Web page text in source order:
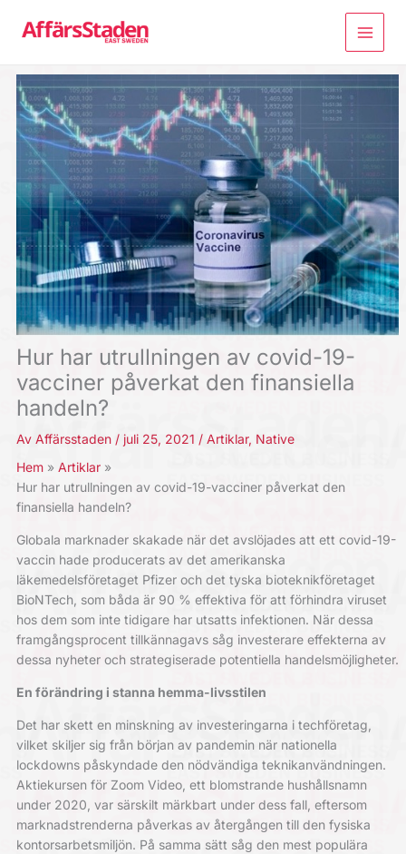
Hur har utrullningen av covid-19-
vacciner påverkat den finansiella
handeln?
Av Affärsstaden / juli 25, 2021 / Artiklar, Native
Hem
Artiklar
Hur har utrullningen av covid-19-vacciner påverkat den
finansiella handeln?
Globala marknader skakade när det avslöjades att ett covid-19-
vaccin hade producerats av det amerikanska
läkemedelsföretaget Pfizer och det tyska bioteknikföretaget
BioNTech, som båda är 90 % effektiva för att förhindra viruset
hos dem som inte tidigare har utsatts infektionen. När dessa
framgångsprocent tillkännagavs såg investerare effekterna av
dessa nyheter och strategiserade potentiella handelsmöjligheter.
En förändring i stanna hemma-livsstilen
Det har skett en minskning av investeringarna i techföretag,
vilket skiljer sig från början av pandemin när nationella
lockdowns påskyndade den nödvändiga teknikanvändningen.
Aktiekursen för Zoom Video, ett blomstrande hushållsnamn
under 2020, var särskilt märkbart under dess fall, eftersom
marknadstrenderna påverkas av återgången till den fysiska
kontorsarbetsmiljön. På samma sätt såg den mest populära